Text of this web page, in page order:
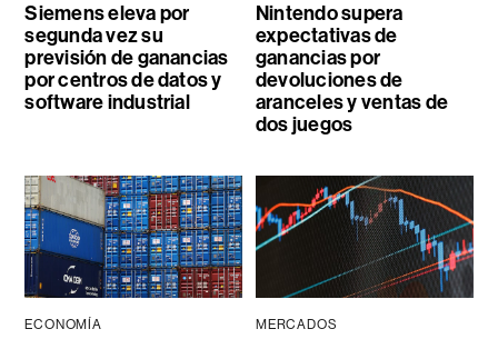
Siemens eleva por
segunda vez su
previsión de ganancias
por centros de datos y
software industrial
Nintendo supera
expectativas de
ganancias por
devoluciones de
aranceles y ventas de
dos juegos
ECONOMÍA MERCADOS